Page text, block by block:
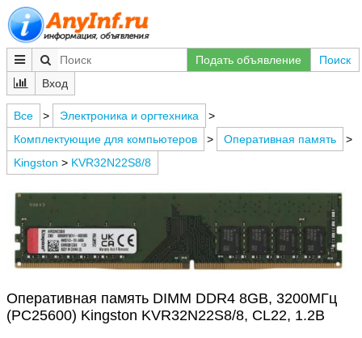
Подать объявление
Поиск
Вход
Все > Электроника и оргтехника
>
Комплектующие для компьютеров
> Оперативная память
>
Kingston > KVR32N22S8/8
Оперативная память DIMM DDR4 8GB, 3200МГц
(PC25600) Kingston KVR32N22S8/8, CL22, 1.2В